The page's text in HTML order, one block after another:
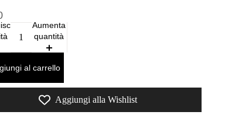
Aumenta
quantità
al carrello
Aggiungi alla Wishlist